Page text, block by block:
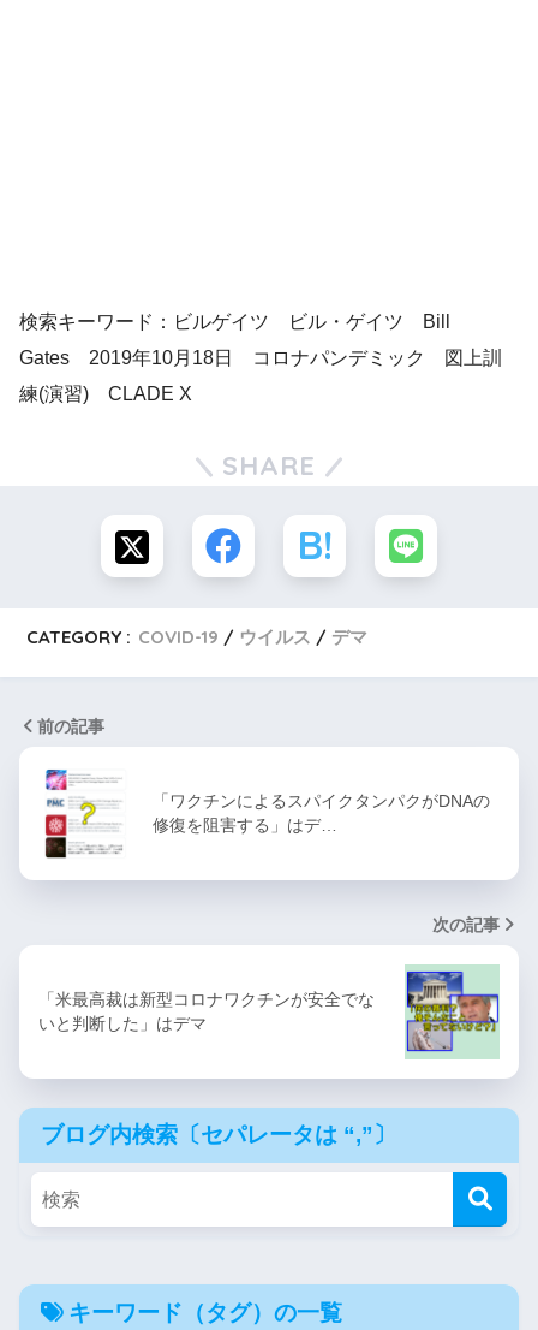
検索キーワード：ビルゲイツ ビル・ゲイツ Bill
Gates 2019年10月18日 コロナパンデミック 図上訓
練(演習) CLADE X
SHARE
CATEGORY : COVID-19 ウイルス デマ
前の記事
「ワクチンによるスパイクタンパクがDNAの
修復を阻害する」はデ…
次の記事
「米最高裁は新型コロナワクチンが安全でな
いと判断した」はデマ
ブログ内検索〔セパレータは “,”〕
キーワード（タグ）の一覧